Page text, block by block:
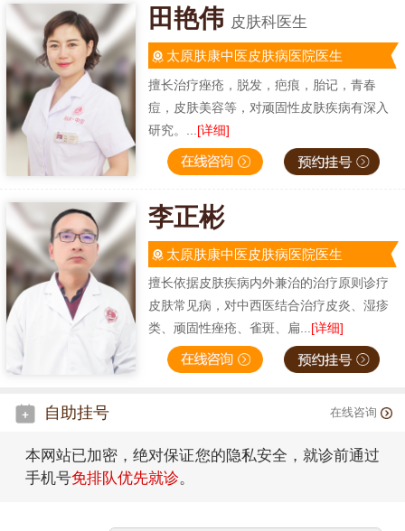
田艳伟 皮肤科医生
太原肤康中医皮肤病医院医生
擅长治疗痤疮，脱发，疤痕，胎记，青春
痘，皮肤美容等，对顽固性皮肤疾病有深入
研究。... [详细]
李正彬
太原肤康中医皮肤病医院医生
擅长依据皮肤疾病内外兼治的治疗原则诊疗
皮肤常见病，对中西医结合治疗皮炎、湿疹
类、顽固性痤疮、雀斑、扁...[详细]
自助挂号 在线咨询
本网站已加密，绝对保证您的隐私安全，就诊前通过
手机号免排队优先就诊。